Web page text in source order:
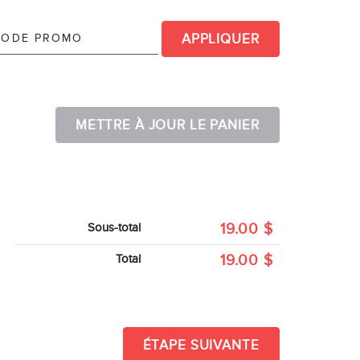
APPLIQUER
METTRE À JOUR LE PANIER
Sous-total 19.00 $
Total 19.00 $
ÉTAPE SUIVANTE